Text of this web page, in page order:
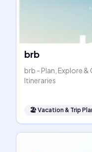
brb
brb - Plan, Explore
Itineraries
🏖Vacation & Trip